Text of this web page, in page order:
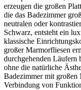
erzeugen die großen
die das Badezimmer
neutralen oder
Schwarz, entsteht ein
klassische
großer Marmorfliesen
durchgehenden Läufern
ohne die natürliche
Badezimmer mit großen
Verbindung von